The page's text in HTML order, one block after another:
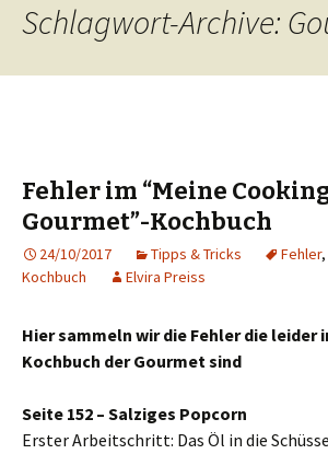
Schlagwort-Archive:
Fehler im “Meine
Gourmet”-Kochbuch
24/10/2017 Tipps & Tricks Fehler,
Kochbuch
Elvira Preiss
Hier sammeln wir die Fehler die leider
Kochbuch der Gourmet sind
Seite 152 – Salziges Popcorn
Erster Arbeitschritt: Das Öl in die